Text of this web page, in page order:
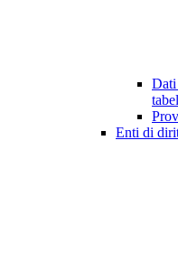
Dati
Enti di